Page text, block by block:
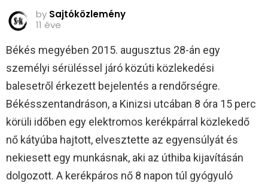
by Sajtóközlemény
11 éve
Békés megyében 2015. augusztus 28-án egy
személyi sérüléssel járó közúti közlekedési
balesetről érkezett bejelentés a rendőrségre.
Békésszentandráson, a Kinizsi utcában 8 óra 15 perc
körüli időben egy elektromos kerékpárral közlekedő
nő kátyúba hajtott, elvesztette az egyensúlyát és
nekiesett egy munkásnak, aki az úthiba kijavításán
dolgozott. A kerékpáros nő 8 napon túl gyógyuló